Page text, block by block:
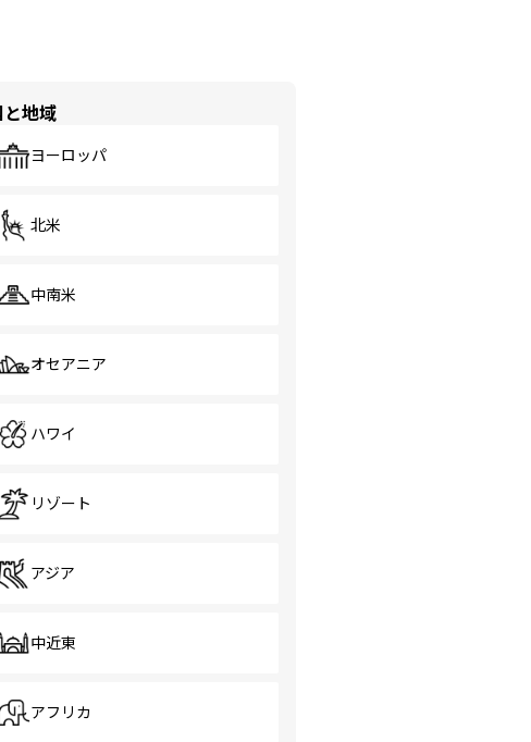
と地域
ヨーロッパ
北米
中南米
オセアニア
ハワイ
リゾート
アジア
中近東
アフリカ